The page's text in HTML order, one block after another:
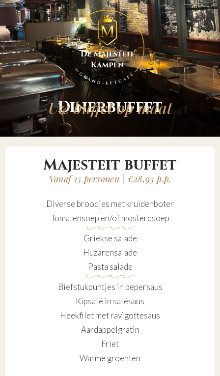
Dinerbuffet
Uw buffet op maat
Majesteit buffet
Vanaf 15 personen | €28,95 p.p.
Diverse broodjes met kruidenboter
Tomatensoep en/of mosterdsoep
Griekse salade
Huzarensalade
Pasta salade
Biefstukpuntjes in pepersaus
Kipsaté in satésaus
Heekfilet met ravigottesaus
Aardappelgratin
Friet
Warme groenten